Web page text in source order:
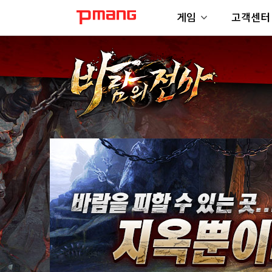
게임 고객센터